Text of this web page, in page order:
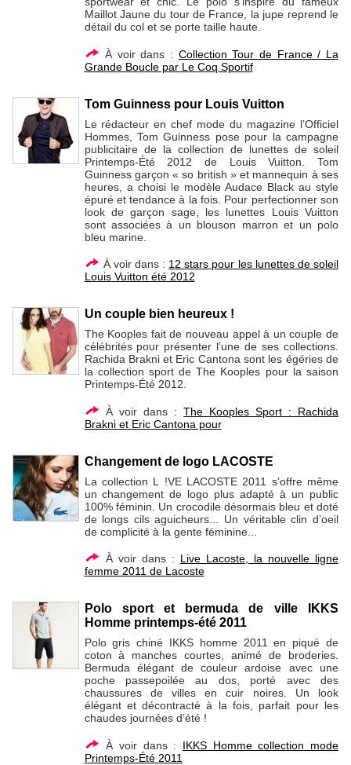
Maillot Jaune du tour de France, la jupe reprend le
détail du col et se porte taille haute.
À voir dans : Collection Tour de France / La
Grande Boucle par Le Coq Sportif
Tom Guinness pour Louis Vuitton
Le rédacteur en chef mode du magazine l’Officiel
Hommes, Tom Guinness pose pour la campagne
publicitaire de la collection de lunettes de soleil
Printemps-Été 2012 de Louis Vuitton. Tom
Guinness garçon « so british » et mannequin à ses
heures, a choisi le modèle Audace Black au style
épuré et tendance à la fois. Pour perfectionner son
look de garçon sage, les lunettes Louis Vuitton
sont associées à un blouson marron et un polo
bleu marine.
À voir dans : 12 stars pour les lunettes de soleil
Louis Vuitton été 2012
Un couple bien heureux !
The Kooples fait de nouveau appel à un couple de
célébrités pour présenter l’une de ses collections.
Rachida Brakni et Eric Cantona sont les égéries de
la collection sport de The Kooples pour la saison
Printemps-Été 2012.
À voir dans :The Kooples Sport : Rachida
Brakni et Eric Cantona pour
Changement de logo LACOSTE
La collection L !VE LACOSTE 2011 s’offre même
un changement de logo plus adapté à un public
100% féminin. Un crocodile désormais bleu et doté
de longs cils aguicheurs... Un véritable clin d’oeil
de complicité à la gente féminine...
À voir dans : Live Lacoste, la nouvelle ligne
femme 2011 de Lacoste
Polo sport et bermuda de ville IKKS
Homme printemps-été 2011
Polo gris chiné IKKS homme 2011 en piqué de
coton à manches courtes, animé de broderies.
Bermuda élégant de couleur ardoise avec une
poche passepoilée au dos, porté avec des
chaussures de villes en cuir noires. Un look
élégant et décontracté à la fois, parfait pour les
chaudes journées d’été !
À voir dans : IKKS Homme collection mode
Printemps-Été 2011